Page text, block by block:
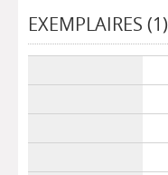
EXEMPLAIRES (1)